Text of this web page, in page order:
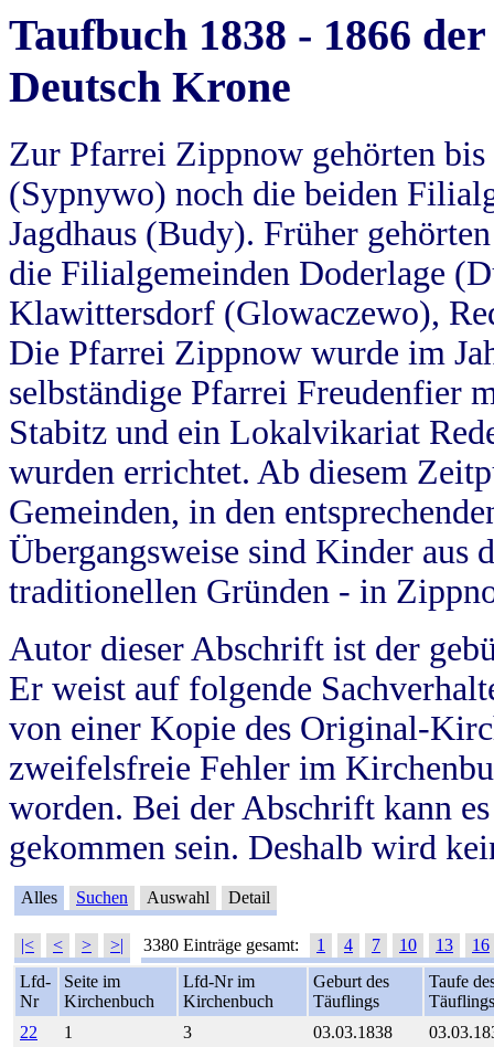
Taufbuch 1838 - 1866
Deutsch Krone
Zur Pfarrei Zippnow gehörten
(Sypnywo) noch die beiden
Jagdhaus (Budy). Früher
die Filialgemeinden Doderlage
Klawittersdorf (Glowaczewo),
Die Pfarrei Zippnow wurde im
selbständige Pfarrei Freudenfier
Stabitz und ein Lokalvikariat
wurden errichtet. Ab diesem
Gemeinden, in den
Übergangsweise sind Kinder aus
traditionellen Gründen - in
Autor dieser Abschrift ist der
Er weist auf folgende
von einer Kopie des Original-
zweifelsfreie Fehler im
worden. Bei der Abschrift kann
gekommen sein. Deshalb wird
Alles Suchen Auswahl Detail
|< < > >| 3380 Einträge gesamt: 1 4 7 10 13
16
Lfd-
Nr
Seite im
Kirchenbuch
Lfd-Nr im
Kirchenbuch
Geburt des
Täuflings
Taufe
Täuflings
22
1 3 03.03.1838